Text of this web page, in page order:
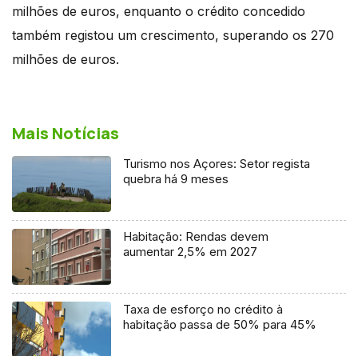
milhões de euros, enquanto o crédito concedido
também registou um crescimento, superando os 270
milhões de euros.
Mais Notícias
Turismo nos Açores: Setor regista
quebra há 9 meses
Habitação: Rendas devem
aumentar 2,5% em 2027
Taxa de esforço no crédito à
habitação passa de 50% para 45%